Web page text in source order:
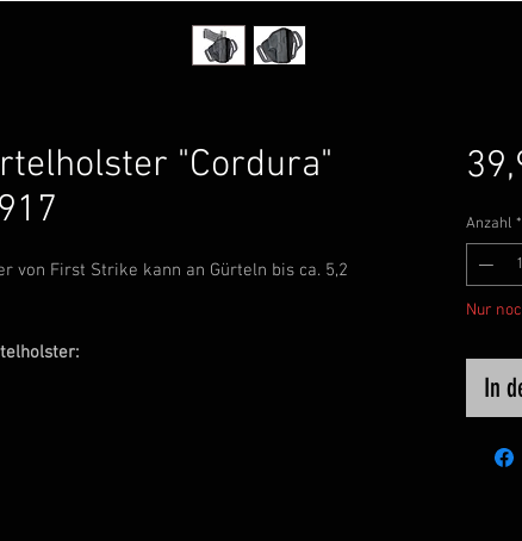
"Cordura"
von First Strike kann an Gürteln bis ca. 5,2
Anzahl *
Nur
In